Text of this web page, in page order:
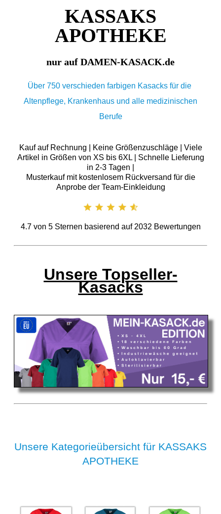
KASSAKS
APOTHEKE
nur auf DAMEN-KASACK.de
Über 750 verschieden farbigen Kasacks für die
Altenpflege, Krankenhaus und alle medizinischen
Berufe
Kauf auf Rechnung | Keine Größenzuschläge | Viele
Artikel in Größen von XS bis 6XL | Schnelle Lieferung
in 2-3 Tagen |
Musterkauf mit kostenlosem Rückversand für die
Anprobe der Team-Einkleidung
4.7von 5Sternen basierend auf 2032 Bewertungen
Unsere Topseller-
Kasacks
Unsere Kategorieübersicht für KASSAKS
APOTHEKE